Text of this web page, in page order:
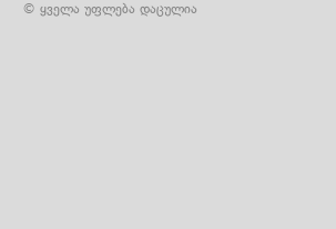
© ყველა უფლება დაცულია